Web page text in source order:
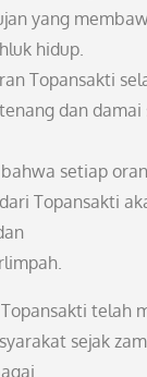
yang
hidup.
Topansakti
dan
setiap
Topansakti
telah
sejak